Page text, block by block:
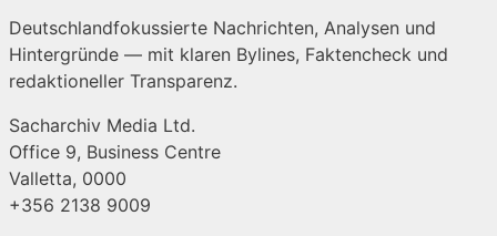
Deutschlandfokussierte Nachrichten, Analysen und
Hintergründe — mit klaren Bylines, Faktencheck und
redaktioneller Transparenz.
Sacharchiv Media Ltd.
Office 9, Business Centre
Valletta, 0000
+356 2138 9009